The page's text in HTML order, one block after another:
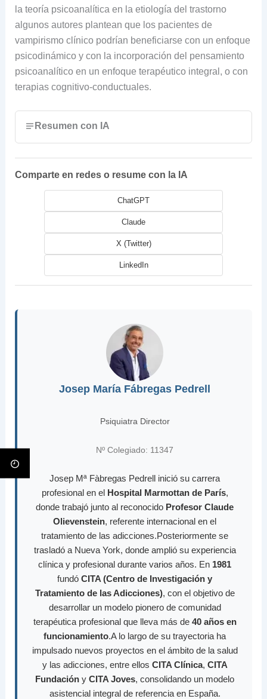
la teoría psicoanalítica en la etiología del trastorno
algunos autores plantean que los pacientes de
vampirismo clínico podrían beneficiarse con un enfoque
psicodinámico y con la incorporación del pensamiento
psicoanalítico en un enfoque terapéutico integral, o con
terapias cognitivo-conductuales.
Resumen con IA
Comparte en redes o resume con la IA
ChatGPT
Claude
X (Twitter)
LinkedIn
Josep María Fábregas Pedrell
Psiquiatra Director
Nº Colegiado: 11347
Josep Mª Fàbregas Pedrell inició su carrera
profesional en el Hospital Marmottan de París,
donde trabajó junto al reconocido Profesor Claude
Olievenstein, referente internacional en el
tratamiento de las adicciones.Posteriormente se
trasladó a Nueva York, donde amplió su experiencia
clínica y profesional durante varios años. En 1981
fundó CITA (Centro de Investigación y
Tratamiento de las Adicciones), con el objetivo de
desarrollar un modelo pionero de comunidad
terapéutica profesional que lleva más de 40 años en
funcionamiento.A lo largo de su trayectoria ha
impulsado nuevos proyectos en el ámbito de la salud
y las adicciones, entre ellos CITA Clínica, CITA
Fundación y CITA Joves, consolidando un modelo
asistencial integral de referencia en España.